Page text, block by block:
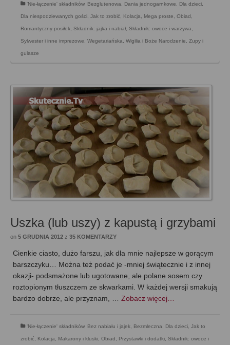
'Nie-łączenie' składników, Bezglutenowa Dania jednogarnkowe Dla dzieci
Dla niespodziewanych gości Jak to zrobić Kolacja Mega proste Obiad
Romantyczny posiłek Składnik: jajka i nabiał Składnik: owoce i warzywa
Sylwester i inne imprezowe Wegetariańska Wigilia i Boże Narodzenie Zupy i
gulasze
Uszka (lub uszy) z kapustą i grzybami
on 5 GRUDNIA 2012 z 35 KOMENTARZY
Cienkie ciasto, dużo farszu, jak dla mnie najlepsze w gorącym
barszczyku… Można też podać je -mniej świątecznie i z innej
okazji- podsmażone lub ugotowane, ale polane sosem czy
roztopionym tłuszczem ze skwarkami. W każdej wersji smakują
bardzo dobrze, ale przyznam, … Zobacz więcej…
'Nie-łączenie' składników, Bez nabiału i jajek, Bezmleczna, Dla dzieci, Jak to
zrobić, Kolacja, Makarony i kluski, Obiad, Przystawki i dodatki, Składnik: owoce i